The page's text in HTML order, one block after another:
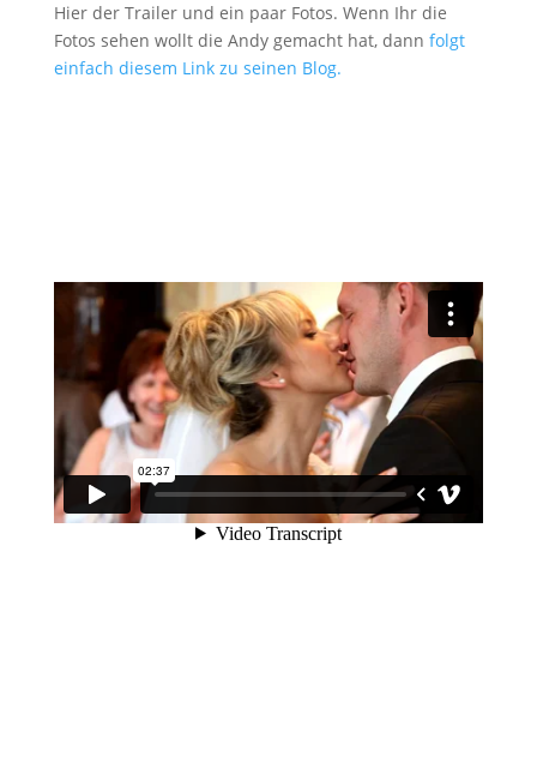
Hier der Trailer und ein paar Fotos. Wenn Ihr die
Fotos sehen wollt die Andy gemacht hat, dann folgt
einfach diesem Link zu seinen Blog.